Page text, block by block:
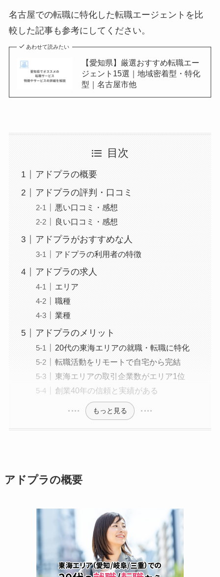
名古屋での転職に特化した転職エージェントを比
較した記事も参考にしてください。
あわせて読みたい
【愛知県】厳選おすすめ転職エー
ジェント15選｜地域密着型・特化
型｜名古屋市他
目次
アドプラの概要
アドプラの評判・口コミ
悪い口コミ・感想
良い口コミ・感想
アドプラがおすすめな人
アドプラの利用者の特徴
アドプラの求人
エリア
職種
業種
アドプラのメリット
20代の東海エリアの就職・転職に特化
転職活動をリモートで自宅から完結
東海エリアの取引企業数がエリア1位
創業40年の信頼と実績がある
もっと見る
アドプラの概要